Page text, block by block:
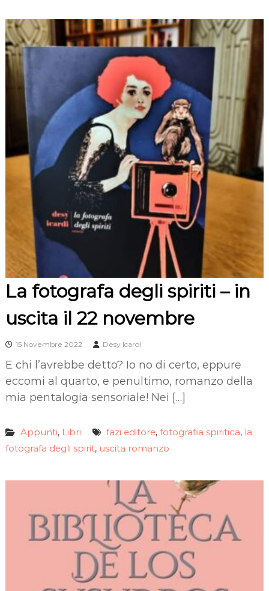
La fotografa degli spiriti – in
uscita il 22 novembre
15 Novembre 2022 Desy Icardi
E chi l’avrebbe detto? Io no di certo, eppure
eccomi al quarto, e penultimo, romanzo della
mia pentalogia sensoriale! Nei […]
Appunti, Libri fazi editore, fotografia spiritica, la
fotografa degli spirit, uscita romanzo